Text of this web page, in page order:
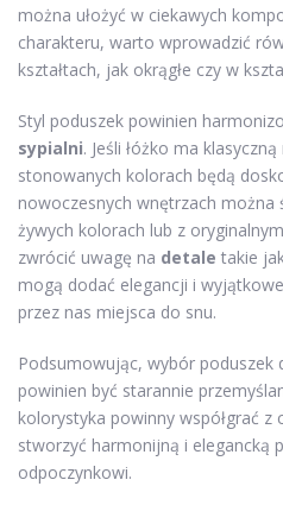
można ułożyć w ciekawych
charakteru, warto wprowadzić
kształtach, jak okrągłe czy w
Styl poduszek powinien
sypialni. Jeśli łóżko ma
stonowanych kolorach będą
nowoczesnych wnętrzach można
żywych kolorach lub z
zwrócić uwagę na detale takie
mogą dodać elegancji i
przez nas miejsca do snu.
Podsumowując, wybór poduszek
powinien być starannie
kolorystyka powinny współgrać
stworzyć harmonijną i elegancką
odpoczynkowi.